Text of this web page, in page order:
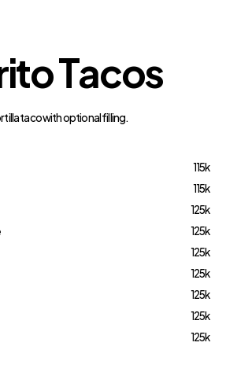
itoTacos
taco with optional filling.
115k
115k
125k
125k
125k
125k
125k
125k
125k